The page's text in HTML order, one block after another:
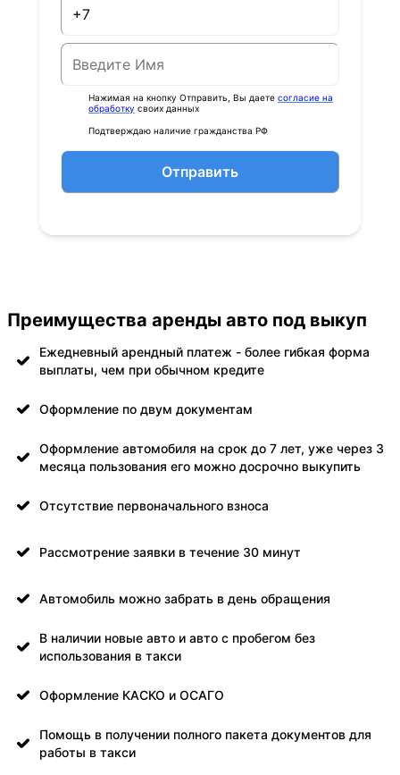
Нажимая на кнопку Отправить, Вы даете согласие на
обработку своих данных
Подтверждаю наличие гражданства РФ
Отправить
Преимущества аренды авто под выкуп
Ежедневный арендный платеж - более гибкая форма
выплаты, чем при обычном кредите
Оформление по двум документам
Оформление автомобиля на срок до 7 лет, уже через 3
месяца пользования его можно досрочно выкупить
Отсутствие первоначального взноса
Рассмотрение заявки в течение 30 минут
Автомобиль можно забрать в день обращения
В наличии новые авто и авто с пробегом без
использования в такси
Оформление КАСКО и ОСАГО
Помощь в получении полного пакета документов для
работы в такси